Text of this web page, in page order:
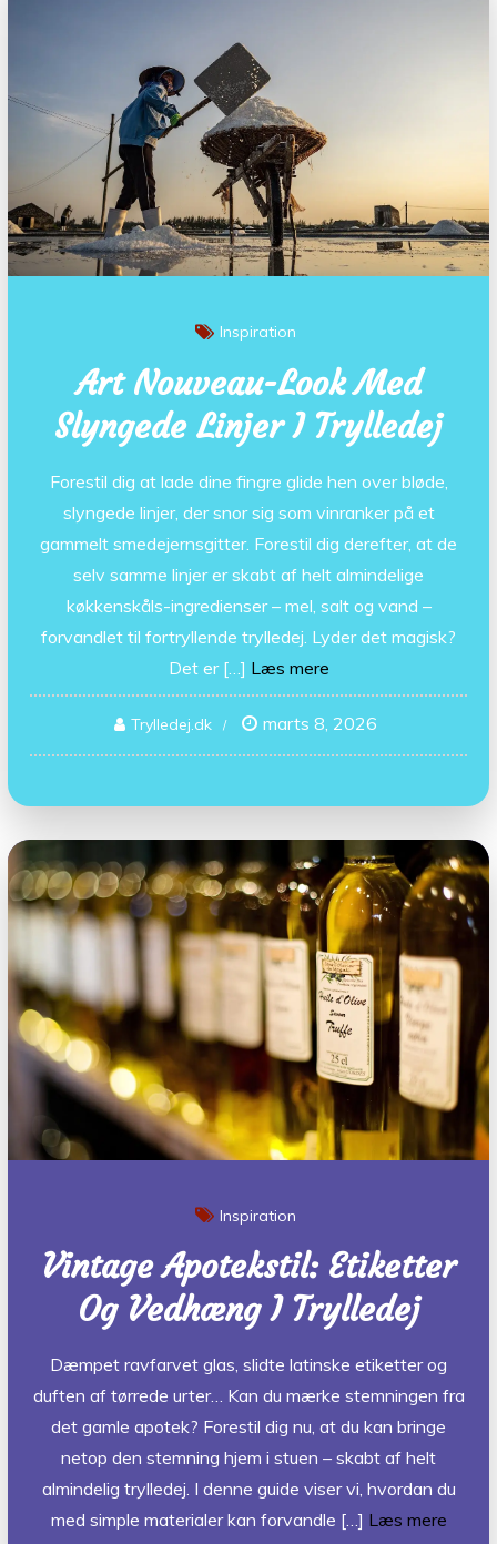
Inspiration
Art Nouveau-Look Med
Slyngede Linjer I Trylledej
Forestil dig at lade dine fingre glide hen over bløde,
slyngede linjer, der snor sig som vinranker på et
gammelt smedejernsgitter. Forestil dig derefter, at de
selv samme linjer er skabt af helt almindelige
køkkenskåls-ingredienser – mel, salt og vand –
forvandlet til fortryllende trylledej. Lyder det magisk?
Det er […] Læs mere
Trylledej.dk marts 8, 2026
Inspiration
Vintage Apotekstil: Etiketter
Og Vedhæng I Trylledej
Dæmpet ravfarvet glas, slidte latinske etiketter og
duften af tørrede urter… Kan du mærke stemningen fra
det gamle apotek? Forestil dig nu, at du kan bringe
netop den stemning hjem i stuen – skabt af helt
almindelig trylledej. I denne guide viser vi, hvordan du
med simple materialer kan forvandle […] Læs mere